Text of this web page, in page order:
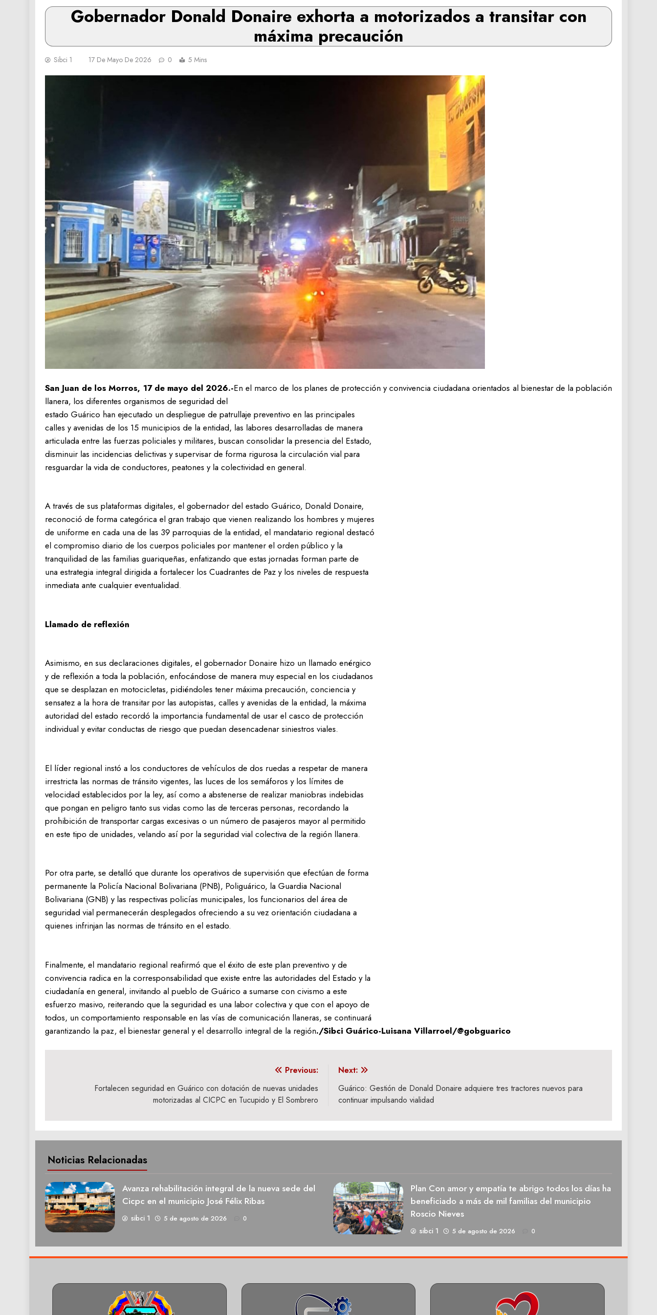
Gobernador Donald Donaire exhorta a motorizados a transitar con
máxima precaución
Sibci 1 17 De Mayo De 2026 0 5 Mins
‎San Juan de los Morros, 17 de mayo del 2026.-En el marco de los planes de protección y convivencia ciudadana orientados al bienestar de la población
llanera, los diferentes organismos de seguridad del
estado Guárico han ejecutado un despliegue de patrullaje preventivo en las principales
calles y avenidas de los 15 municipios de la entidad, las labores desarrolladas de manera
articulada entre las fuerzas policiales y militares, buscan consolidar la presencia del Estado,
disminuir las incidencias delictivas y supervisar de forma rigurosa la circulación vial para
resguardar la vida de conductores, peatones y la colectividad en general.
‎A través de sus plataformas digitales, el gobernador del estado Guárico, Donald Donaire,
reconoció de forma categórica el gran trabajo que vienen realizando los hombres y mujeres
de uniforme en cada una de las 39 parroquias de la entidad, el mandatario regional destacó
el compromiso diario de los cuerpos policiales por mantener el orden público y la
tranquilidad de las familias guariqueñas, enfatizando que estas jornadas forman parte de
una estrategia integral dirigida a fortalecer los Cuadrantes de Paz y los niveles de respuesta
inmediata ante cualquier eventualidad.
Llamado de reflexión
‎Asimismo, en sus declaraciones digitales, el gobernador Donaire hizo un llamado enérgico
y de reflexión a toda la población, enfocándose de manera muy especial en los ciudadanos
que se desplazan en motocicletas, pidiéndoles tener máxima precaución, conciencia y
sensatez a la hora de transitar por las autopistas, calles y avenidas de la entidad, la máxima
autoridad del estado recordó la importancia fundamental de usar el casco de protección
individual y evitar conductas de riesgo que puedan desencadenar siniestros viales.
‎‎El líder regional instó a los conductores de vehículos de dos ruedas a respetar de manera
irrestricta las normas de tránsito vigentes, las luces de los semáforos y los límites de
velocidad establecidos por la ley, así como a abstenerse de realizar maniobras indebidas
que pongan en peligro tanto sus vidas como las de terceras personas, recordando la
prohibición de transportar cargas excesivas o un número de pasajeros mayor al permitido
en este tipo de unidades, velando así por la seguridad vial colectiva de la región llanera.
‎Por otra parte, se detalló que durante los operativos de supervisión que efectúan de forma
permanente la Policía Nacional Bolivariana (PNB), Poliguárico, la Guardia Nacional
Bolivariana (GNB) y las respectivas policías municipales, los funcionarios del área de
seguridad vial permanecerán desplegados ofreciendo a su vez orientación ciudadana a
quienes infrinjan las normas de tránsito en el estado.
‎Finalmente, el mandatario regional reafirmó que el éxito de este plan preventivo y de
convivencia radica en la corresponsabilidad que existe entre las autoridades del Estado y la
ciudadanía en general, invitando al pueblo de Guárico a sumarse con civismo a este
esfuerzo masivo, reiterando que la seguridad es una labor colectiva y que con el apoyo de
todos, un comportamiento responsable en las vías de comunicación llaneras, se continuará
garantizando la paz, el bienestar general y el desarrollo integral de la región./‎Sibci Guárico-‎Luisana Villarroel/@gobguarico
Previous:
Fortalecen seguridad en Guárico con dotación de nuevas unidades
motorizadas al CICPC en Tucupido y El Sombrero
Next:
Guárico: ‎Gestión de Donald Donaire adquiere tres tractores nuevos para
continuar impulsando vialidad
Noticias Relacionadas
Avanza rehabilitación integral de la nueva sede del
Cicpc en el municipio José Félix Ribas
sibci 1 5 de agosto de 2026 0
Plan Con amor y empatía te abrigo todos los días ha
beneficiado a más de mil familias del municipio
Roscio Nieves
sibci 1 5 de agosto de 2026 0